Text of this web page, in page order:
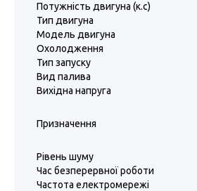
Потужність двигуна (к.с)
Тип двигуна
Модель двигуна
Охолодження
Тип запуску
Вид палива
Вихідна напруга
Призначення
Рівень шуму
Час безперервної роботи
Частота електромережі